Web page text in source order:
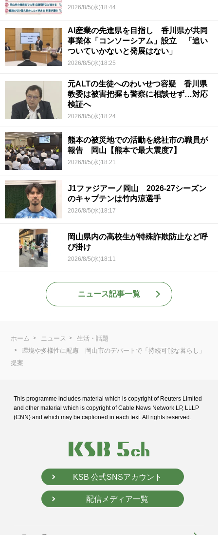
2026/8/5(水)18:44
AI産業の先進県を目指し 香川県が共同
事業体「コンソーシアム」設立 「追い
ついていかないと発展はない」
2026/8/5(水)18:25
元ALTの生徒へのわいせつ容疑 香川県
教委は被害把握も警察に相談せず…対応
検証へ
2026/8/5(水)18:24
熊本の被災地での活動を総社市の職員が
報告 岡山【熊本で最大震度7】
2026/8/5(水)18:21
J1ファジアーノ岡山 2026-27シーズン
のキャプテンは竹内涼選手
2026/8/5(水)18:17
岡山県内の高校生が特殊詐欺防止など呼
び掛け
2026/8/5(水)18:11
ニュース記事一覧
ホーム ニュース
生活・話題
環境や多様性に配慮 岡山市のデパートで「持続可能な暮らし」
提案
This programme includes material which is copyright of Reuters Limited
and other material which is copyright of Cable News Network LP, LLLP
(CNN) and which may be captioned in each text. All rights reserved.
KSB 公式SNSアカウント
配信メディア一覧